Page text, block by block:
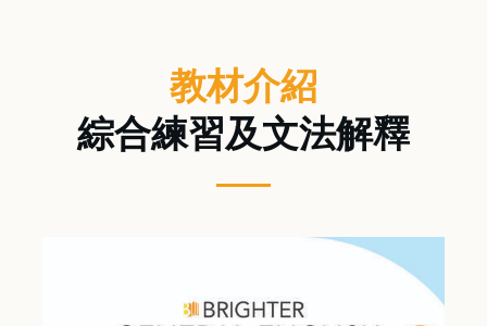
教材介紹
綜合練習及文法解釋